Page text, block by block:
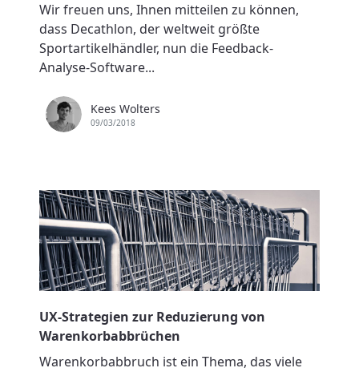
Wir freuen uns, Ihnen mitteilen zu können,
dass Decathlon, der weltweit größte
Sportartikelhändler, nun die Feedback-
Analyse-Software...
Kees Wolters
09/03/2018
UX-Strategien zur Reduzierung von
Warenkorbabbrüchen
Warenkorbabbruch ist ein Thema, das viele